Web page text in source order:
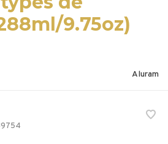
9.75oz)
Aluram